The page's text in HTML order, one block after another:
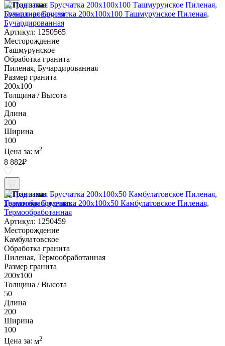
Под заказ
Гранитная Брусчатка 200х100x100 Ташмурунское Пиленая,
Бучардированная
Артикул: 1250565
Месторождение
Ташмурунское
Обработка гранита
Пиленая, Бучардированная
Размер гранита
200х100
Толщина / Высота
100
Длина
200
Ширина
100
Цена за: м2
8 882₽
Под заказ
Гранитная Брусчатка 200х100x50 Камбулатовское Пиленая,
Термообработанная
Артикул: 1250459
Месторождение
Камбулатовское
Обработка гранита
Пиленая, Термообработанная
Размер гранита
200х100
Толщина / Высота
50
Длина
200
Ширина
100
Цена за: м2